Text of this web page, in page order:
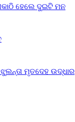
ହେଲେ ଦୁଇଟି ମନ
ଝୁଲନ୍ତା ମୃତଦେହ ଉଦ୍ଧାର